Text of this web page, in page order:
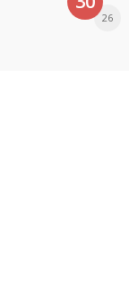
26